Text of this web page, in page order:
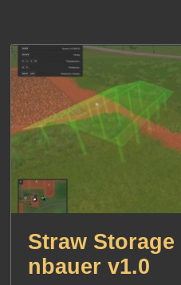
Straw
nbauer v1.0